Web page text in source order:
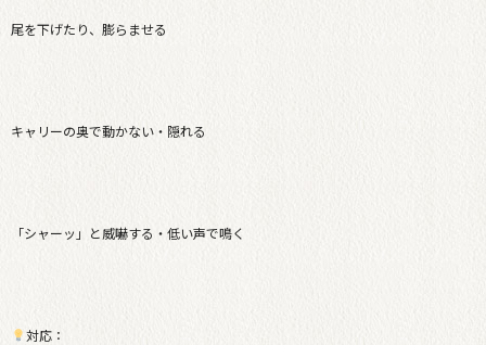
尾を下げたり、膨らませる
キャリーの奥で動かない・隠れる
「シャーッ」と威嚇する・低い声で鳴く
対応：